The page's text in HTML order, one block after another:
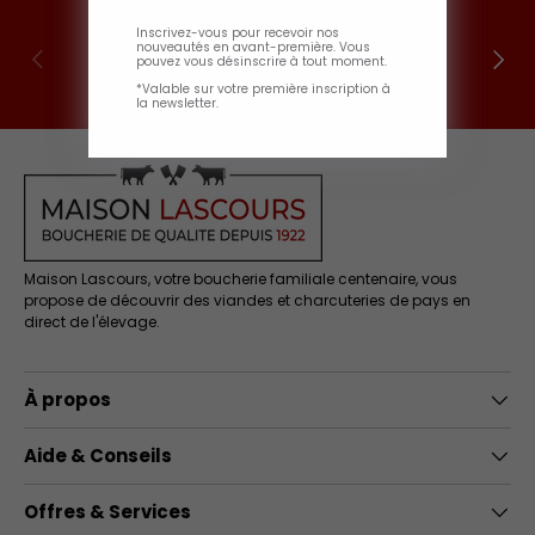
Précédent Livraison frigorifique
Respect de la chaine du froid
Maison Lascours, votre boucherie familiale centenaire, vous
propose de découvrir des viandes et charcuteries de pays en
direct de l'élevage.
À propos
Aide & Conseils
Offres & Services
Inscrivez-vous pour recevoir nos
nouveautés en avant-première. Vous
pouvez vous désinscrire à tout moment.
*Valable sur votre première inscription à
la newsletter.